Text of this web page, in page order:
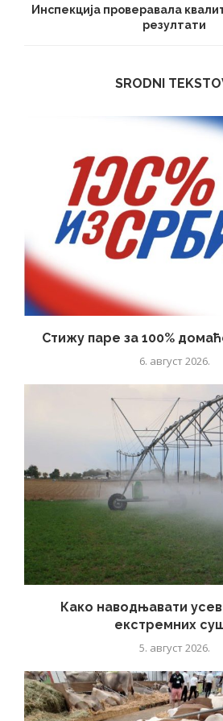
Инспекција проверавала
резултати
SRODNI
Стижу паре за 100%
6. август 2026.
Како наводњавати
екстремних
5. август 2026.